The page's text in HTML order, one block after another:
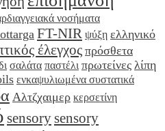
νοσήματα
FT-NIR ψύξη ελληνικό
έλεγχος πρόσθετα
σαλάτα παστέλι πρωτείνες λίπη
ενκαψυλιωμένα συστατικά
Αλτζχαιμερ κερσετίνη
sensorysensory